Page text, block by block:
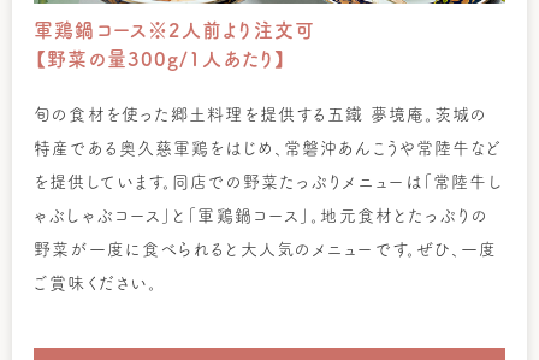
軍鶏鍋コース※2人前より注文可
【野菜の量300g/1人あたり】
旬の食材を使った郷土料理を提供する五鐵 夢境庵。茨城の
特産である奥久慈軍鶏をはじめ、常磐沖あんこうや常陸牛など
を提供しています。同店での野菜たっぷりメニューは「常陸牛し
ゃぶしゃぶコース」と「軍鶏鍋コース」。地元食材とたっぷりの
野菜が一度に食べられると大人気のメニューです。ぜひ、一度
ご賞味ください。